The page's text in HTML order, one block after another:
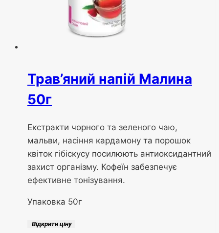
Трав’яний напій Малина
50г
Екстракти чорного та зеленого чаю,
мальви, насіння кардамону та порошок
квіток гібіскусу посилюють антиоксидантний
захист організму. Кофеїн забезпечує
ефективне тонізування.
Упаковка 50г
Відкрити ціну